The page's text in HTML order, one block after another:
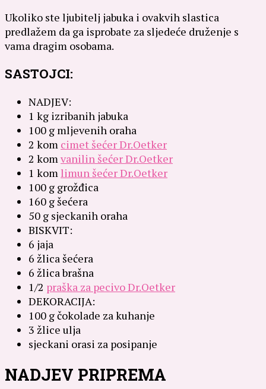
Ukoliko ste ljubitelj jabuka i ovakvih slastica
predlažem da ga isprobate za sljedeće druženje s
vama dragim osobama.
SASTOJCI:
NADJEV:
1 kg izribanih jabuka
100 g mljevenih oraha
2 kom cimet šećer Dr.Oetker
2 komvanilin šećer Dr.Oetker
1 komlimun šećer Dr.Oetker
100 g grožđica
160 g šećera
50 g sjeckanih oraha
BISKVIT:
6 jaja
6 žlica šećera
6 žlica brašna
1/2 praška za pecivo Dr.Oetker
DEKORACIJA:
100 g čokolade za kuhanje
3 žlice ulja
sjeckani orasi za posipanje
NADJEV PRIPREMA